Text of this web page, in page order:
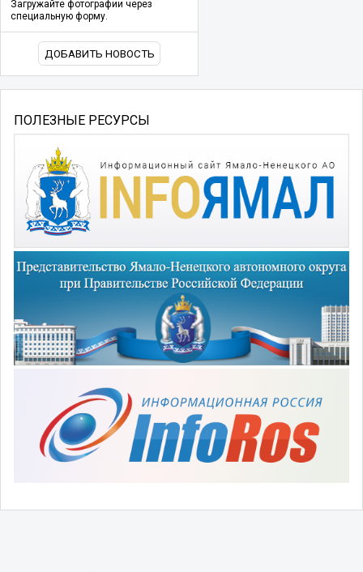
Загружайте фотографии через
специальную форму.
ДОБАВИТЬ НОВОСТЬ
ПОЛЕЗНЫЕ РЕСУРСЫ